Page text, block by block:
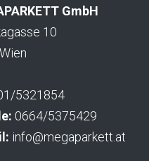
GmbH
10
5321854
0664/5375429
info@megaparkett.at